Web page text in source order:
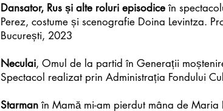
Dansator, Rus și alte roluri episodiceîn
Perez, costume și scenografie Doina Levintza.
București, 2023
Neculai, Omul de la partid în Generații
Spectacol realizat prin Administrația Fondului
Starmanîn Mamă mi-am pierdut mâna de